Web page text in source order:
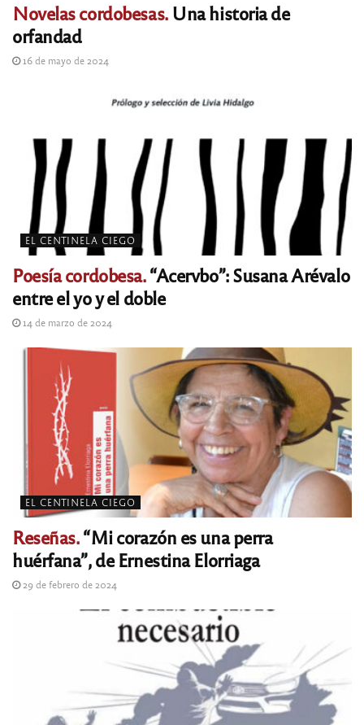
Novelas cordobesas.Una historia de
orfandad
16 de mayo de 2024
EL CENTINELA CIEGO
Poesía cordobesa.“Acervbo”: Susana Arévalo
entre el yo y el doble
14 de marzo de 2024
EL CENTINELA CIEGO
Reseñas.“Mi corazón es una perra
huérfana”, de Ernestina Elorriaga
29 de febrero de 2024